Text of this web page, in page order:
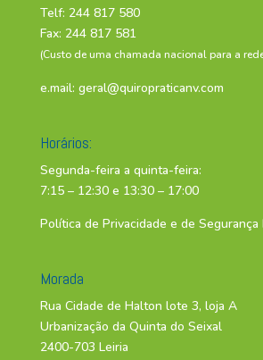
Telf: 244 817 580
Fax: 244 817 581
(Custo de uma chamada nacional para a
e.mail: geral@quiropraticanv.com
Horários:
Segunda-feira a quinta-feira:
7:15 – 12:30 e 13:30 – 17:00
Política de Privacidade e de Segurança
Morada
Rua Cidade de Halton lote 3, loja A
Urbanização da Quinta do Seixal
2400-703 Leiria